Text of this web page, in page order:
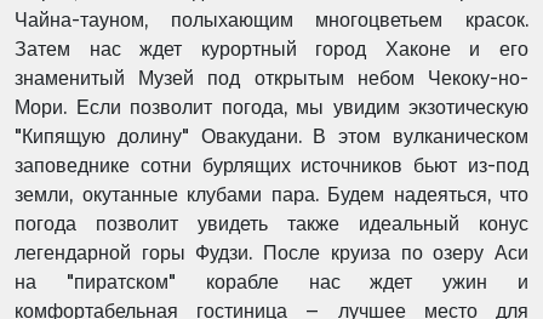
Чайна-тауном, полыхающим многоцветьем красок.
Затем нас ждет курортный город Хаконе и его
знаменитый Музей под открытым небом Чекоку-но-
Мори. Если позволит погода, мы увидим экзотическую
"Кипящую долину" Овакудани. В этом вулканическом
заповеднике сотни бурлящих источников бьют из-под
земли, окутанные клубами пара. Будем надеяться, что
погода позволит увидеть также идеальный конус
легендарной горы Фудзи. После круиза по озеру Аси
на "пиратском" корабле нас ждет ужин и
комфортабельная гостиница – лучшее место для